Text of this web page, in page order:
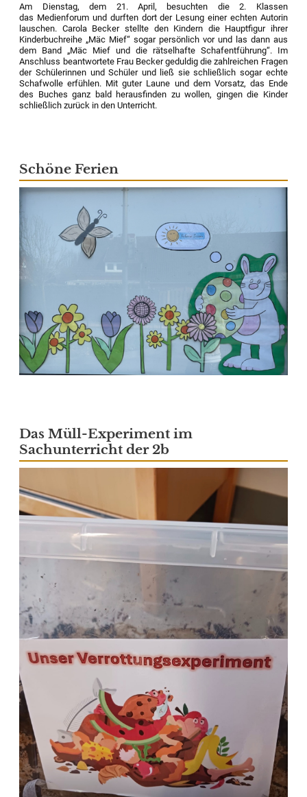
Am Dienstag, dem 21. April, besuchten die 2. Klassen
das Medienforum und durften dort der Lesung einer echten Autorin
lauschen. Carola Becker stellte den Kindern die Hauptfigur ihrer
Kinderbuchreihe „Mäc Mief“ sogar persönlich vor und las dann aus
dem Band „Mäc Mief und die rätselhafte Schafentführung“. Im
Anschluss beantwortete Frau Becker geduldig die zahlreichen Fragen
der Schülerinnen und Schüler und ließ sie schließlich sogar echte
Schafwolle erfühlen. Mit guter Laune und dem Vorsatz, das Ende
des Buches ganz bald herausfinden zu wollen, gingen die Kinder
schließlich zurück in den Unterricht.
Schöne Ferien
Das Müll-Experiment im
Sachunterricht der 2b